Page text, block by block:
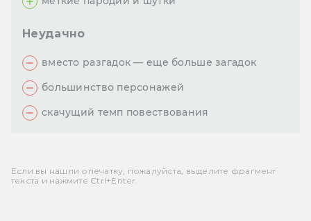
Неудачно
вместо разгадок — еще больше загадок
большинство персонажей
скачущий темп повествования
Если вы нашли опечатку, пожалуйста, выделите фрагмент
текста и нажмите Ctrl+Enter.